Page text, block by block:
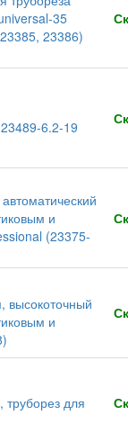
35
23386)
6.2-19
и
(23375-
высокоточный
и
для